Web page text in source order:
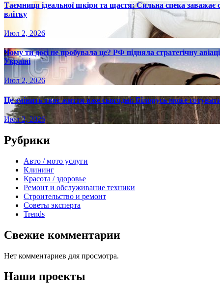
Таємниця ідеальної шкіри та щастя: Сильна спека
влітку
Июл 2, 2026
Чому ти досі не пробувала це? РФ підняла стратегічну
Україні
Июл 2, 2026
Це змінить твоє життя вже сьогодні: Білорусь може
Июл 2, 2026
Рубрики
Авто / мото услуги
Клининг
Красота / здоровье
Ремонт и обслуживание техники
Строительство и ремонт
Советы эксперта
Trends
Свежие комментарии
Нет комментариев для просмотра.
Наши проекты